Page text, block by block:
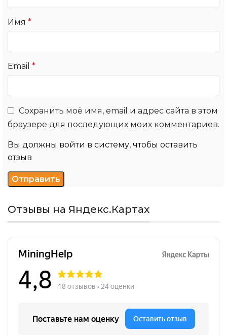
Имя *
Email *
Сохранить моё имя, email и адрес сайта в этом
браузере для последующих моих комментариев.
Вы должны войти в систему, чтобы оставить
отзыв
Отзывы на Яндекс.Картах